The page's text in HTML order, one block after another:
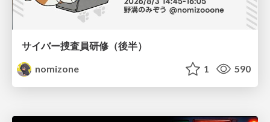
サイバー捜査員研修（後半）
nomizone
1 590